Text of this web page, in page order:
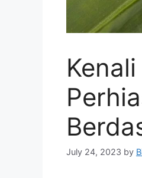
July 24, 2023 by